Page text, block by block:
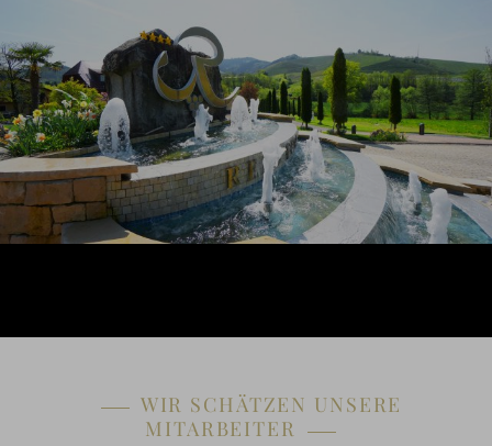
WIR SCHÄTZEN UNSERE
MITARBEITER